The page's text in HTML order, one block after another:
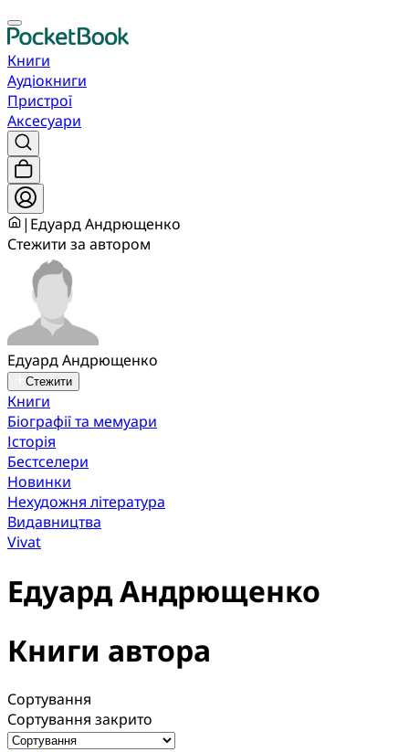
Книги
Аудіокниги
Пристрої
Аксесуари
| Едуард Андрющенко
Стежити за автором
Едуард Андрющенко
Стежити
Книги
Біографії та мемуари
Історія
Бестселери
Новинки
Нехудожня література
Видавництва
Vivat
Едуард Андрющенко
Книги автора
Сортування
Сортування закрито